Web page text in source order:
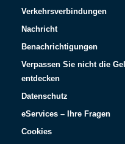
Verkehrsverbindungen
Nachricht
Benachrichtigungen
Verpassen Sie nicht die
entdecken
Datenschutz
eServices – Ihre Fragen
Cookies